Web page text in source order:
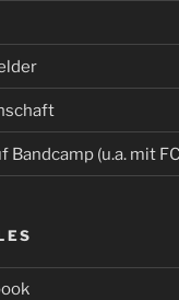
Bandcamp (u.a. mit